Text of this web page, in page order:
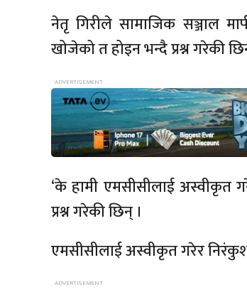
नेतृ गिरीले सामाजिक सञ्जाल
खोजेको त होइन भन्दै प्रश्न गरेकी
‘के हामी एमसीसीलाई अस्वीकृत
प्रश्न गरेकी छिन् ।
एमसीसीलाई अस्वीकृत गरेर